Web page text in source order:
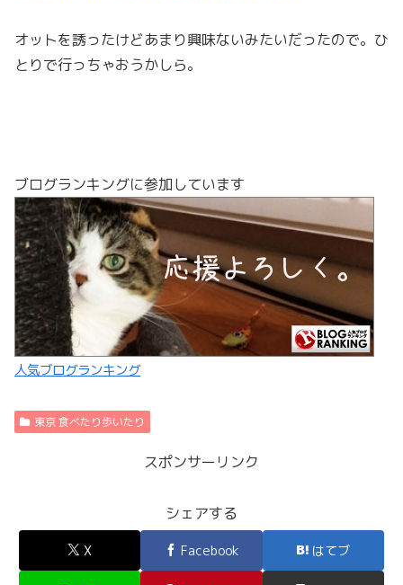
オットを誘ったけどあまり興味ないみたいだったので。ひ
とりで行っちゃおうかしら。
ブログランキングに参加しています
人気ブログランキング
東京 食べたり歩いたり
スポンサーリンク
シェアする
X Facebook はてブ